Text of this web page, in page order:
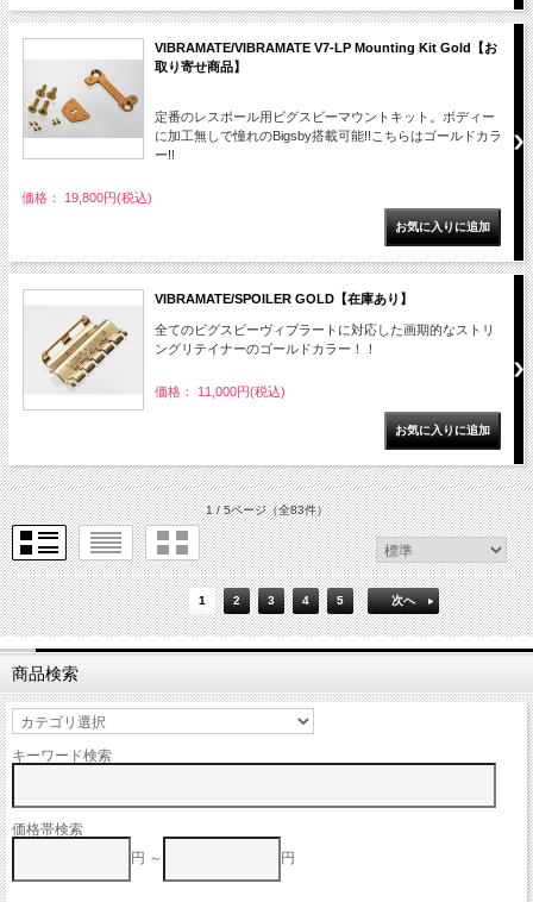
VIBRAMATE/VIBRAMATE V7-LP Mounting Kit Gold【お
取り寄せ商品】
定番のレスポール用ビグスビーマウントキット。ボディー
に加工無しで憧れのBigsby搭載可能!!こちらはゴールドカラ
ー!!
価格： 19,800円(税込)
VIBRAMATE/SPOILER GOLD【在庫あり】
全てのビグスビーヴィブラートに対応した画期的なストリ
ングリテイナーのゴールドカラー！！
価格： 11,000円(税込)
1 / 5ページ（全83件）
1 2 3 4 5 次へ
商品検索
キーワード検索
価格帯検索
円 ～
円